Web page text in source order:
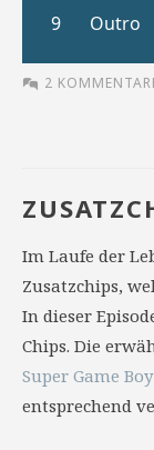
2
Im Laufe der
Zusatzchips,
In dieser
Chips. Die
Super Game Boy
entsprechend